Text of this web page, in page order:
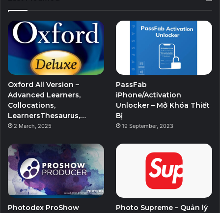
Oxford All Version –
Advanced Learners,
Collocations,
LearnersThesaurus,…
2 March, 2025
PassFab
iPhone/Activation
Unlocker – Mở Khóa Thiết
Bị
19 September, 2023
Photodex ProShow
Photo Supreme – Quản lý